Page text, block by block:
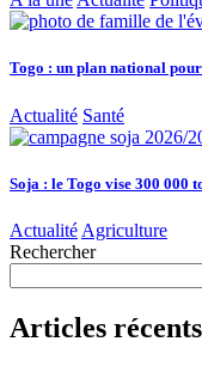
Togo : un plan national
Actualité Santé
Soja : le Togo vise 300 000
Actualité Agriculture
Rechercher
Articles récents